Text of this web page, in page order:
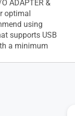
ADAPTER &
optimal
using
supports USB
a minimum